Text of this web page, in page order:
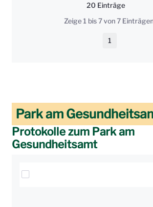
20 Einträge
Pro Seite
Zeige 1 bis 7 von 7
Seite
1
Park am
Protokolle zum Park am
Gesundheitsamt
Elemente auswählen